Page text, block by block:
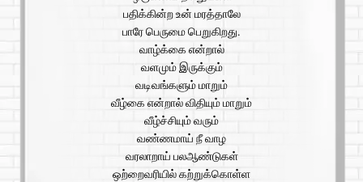
பதிக்கின்ற உன் மரத்தாலே
பாரே பெருமை பெறுகிறது.
வாழ்க்கை என்றால்
வளமும் இருக்கும்
வடிவங்களும் மாறும்
வீழ்கை என்றால் விதியும் மாறும்
வீழ்ச்சியும் வரும்
வண்ணமாய் நீ வாழ
வரலாறாய் பலஆண்டுகள்
ஒற்றைவரியில் கற்றுக்கொள்ள